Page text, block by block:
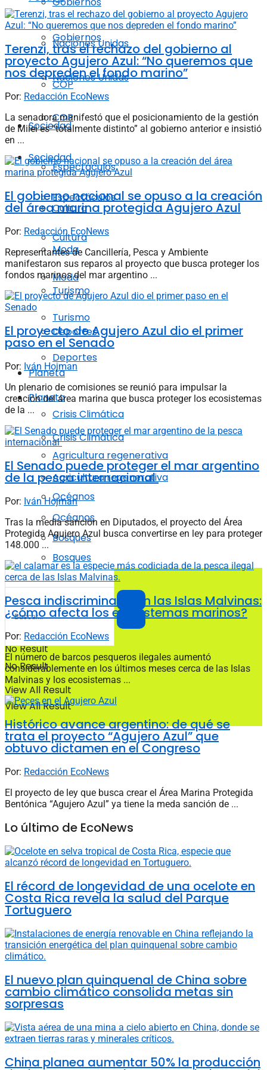
Naciones Unidas
COP
Sociedad
Espectáculos
Cultura
Moda
Turismo
Deportes
Planeta
Crisis Climática
Agricultura regenerativa
Océanos
Bosques
No Result
View All Result
Gobiernos
Naciones Unidas
COP
Sociedad
Espectáculos
Cultura
Moda
Turismo
Deportes
Planeta
Crisis Climática
Agricultura regenerativa
Océanos
Bosques
No Result
View All Result
Terenzi, tras el rechazo del gobierno al
proyecto Agujero Azul: “No queremos que
nos depreden el fondo marino”
Por: Redacción EcoNews
La senadora manifestó que el posicionamiento de la gestión
de Milei es “totalmente distinto” al gobierno anterior e insistió
en ...
El gobierno nacional se opuso a la creación
del área marina protegida Agujero Azul
Por: Redacción EcoNews
Representantes de Cancillería, Pesca y Ambiente
manifestaron sus reparos al proyecto que busca proteger los
fondos marinos del mar argentino ...
El proyecto de Agujero Azul dio el primer
paso en el Senado
Por: Iván Hojman
Un plenario de comisiones se reunió para impulsar la
creación del área marina que busca proteger los ecosistemas
de la ...
El Senado puede proteger el mar argentino
de la pesca internacional
Por: Iván Hojman
Tras la media sanción en Diputados, el proyecto del Área
Protegida Agujero Azul busca convertirse en ley para proteger
148.000 ...
Pesca indiscriminada en las Islas Malvinas:
¿cómo afecta los ecosistemas marinos?
Por: Redacción EcoNews
El número de barcos pesqueros ilegales aumentó
considerablemente en los últimos meses cerca de las Islas
Malvinas y los ecosistemas ...
Histórico avance argentino: de qué se
trata el proyecto “Agujero Azul” que
obtuvo dictamen en el Congreso
Por: Redacción EcoNews
El proyecto de ley que busca crear el Área Marina Protegida
Bentónica “Agujero Azul” ya tiene la meda sanción de ...
Lo último de EcoNews
El récord de longevidad de una ocelote en
Costa Rica revela la salud del Parque
Tortuguero
El nuevo plan quinquenal de China sobre
cambio climático consolida metas sin
sorpresas
China planea aumentar 50% la producción